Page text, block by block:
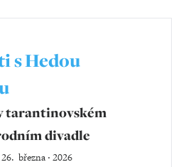
s Hedou
tarantinovském
divadle
března ‧ 2026